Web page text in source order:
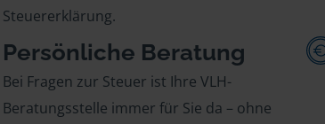
Steuererklärung.
Persönliche Beratung
Bei Fragen zur Steuer ist Ihre VLH-
Beratungsstelle immer für Sie da – ohne